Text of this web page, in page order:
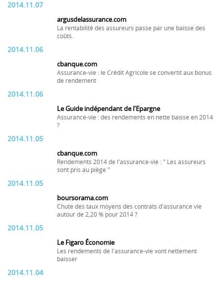
2014.11.07
argusdelassurance.com
La rentabilité des assureurs passe par une baisse des
coûts.
2014.11.06
cbanque.com
Assurance-vie : le Crédit Agricole se convertit aux bonus
de rendement
2014.11.06
Le Guide indépendant de l'Epargne
Assurance-vie : des rendements en nette baisse en 2014
?
2014.11.05
cbanque.com
Rendements 2014 de l'assurance-vie : " Les assureurs
sont pris au piège "
2014.11.05
boursorama.com
Chute des taux moyens des contrats d'assurance vie
autour de 2,20 % pour 2014 ?
2014.11.05
Le Figaro Économie
Les rendements de l'assurance-vie vont nettement
baisser
2014.11.04